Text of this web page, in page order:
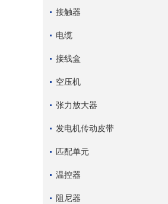
接触器
电缆
接线盒
空压机
张力放大器
发电机传动皮带
匹配单元
温控器
阻尼器